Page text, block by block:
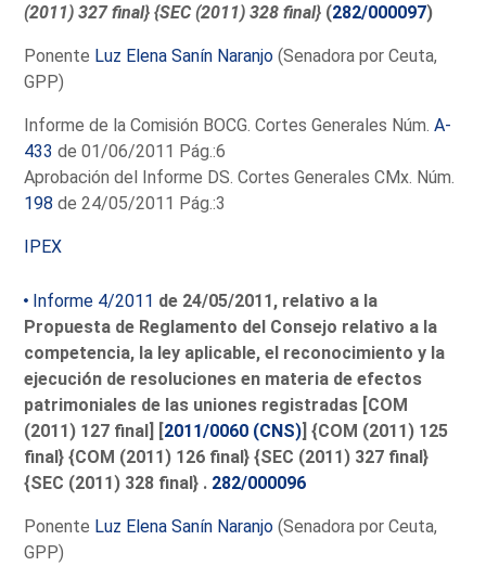
(2011) 327 final} {SEC (2011) 328 final} (282/000097)
Ponente Luz Elena Sanín Naranjo (Senadora por Ceuta,
GPP)
Informe de la Comisión BOCG. Cortes Generales Núm.A-
433 de 01/06/2011 Pág.:6
Aprobación del Informe DS. Cortes Generales CMx. Núm.
198 de 24/05/2011 Pág.:3
IPEX
Informe 4/2011 de 24/05/2011, relativo a la
Propuesta de Reglamento del Consejo relativo a la
competencia, la ley aplicable, el reconocimiento y la
ejecución de resoluciones en materia de efectos
patrimoniales de las uniones registradas [COM
(2011) 127 final] [2011/0060 (CNS)] {COM (2011) 125
final} {COM (2011) 126 final} {SEC (2011) 327 final}
{SEC (2011) 328 final} . 282/000096
Ponente Luz Elena Sanín Naranjo (Senadora por Ceuta,
GPP)